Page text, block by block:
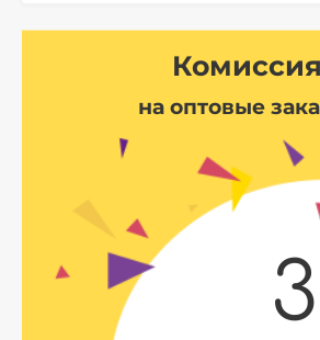
Комиссия
на оптовые